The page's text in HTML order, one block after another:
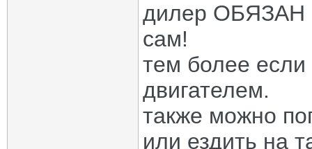
дилер ОБЯЗАН
сам!
тем более
двигателем.
также можно
или ездить на